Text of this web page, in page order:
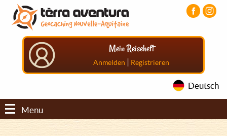
Direkt
zum
Inhalt
Aller
menu
principal
Aller
pied
Mein Reiseheft
Anmelden | Registrieren
Deutsch
Menu